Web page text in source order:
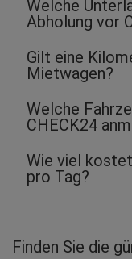
Welche
Abholung vor
Gilt eine
Mietwagen?
Welche
CHECK24
Wie viel
pro Tag?
Finden Sie die